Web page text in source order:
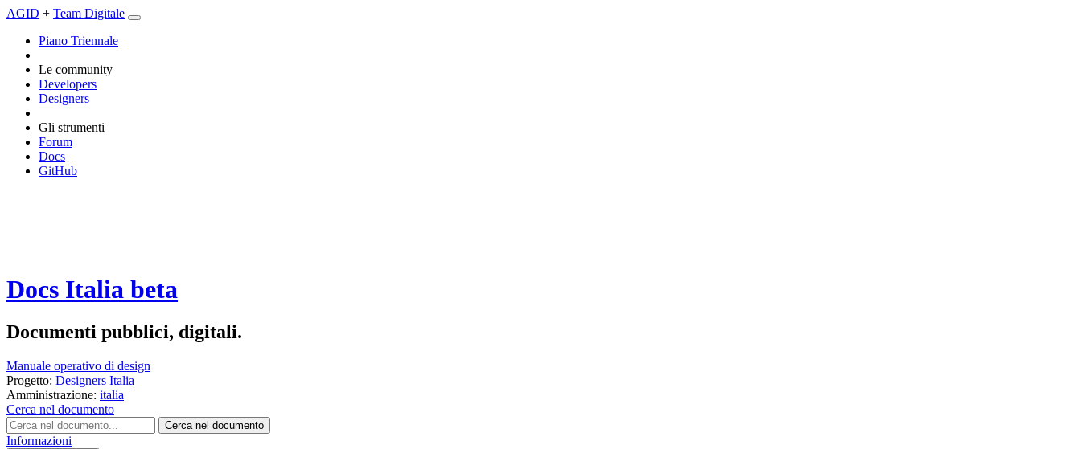
AGID + Team Digitale
Piano Triennale
Le community
Developers
Designers
Gli strumenti
Forum
Docs
GitHub
Docs Italia beta
Documenti pubblici, digitali.
Manuale operativo di design
Progetto: Designers Italia
Amministrazione: italia
Cerca nel documento
Cerca nel documento
Informazioni